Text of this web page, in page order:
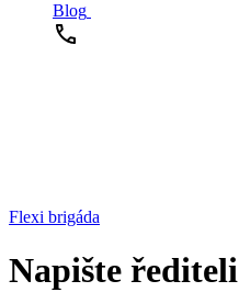
Blog
Flexi brigáda
Napište řediteli